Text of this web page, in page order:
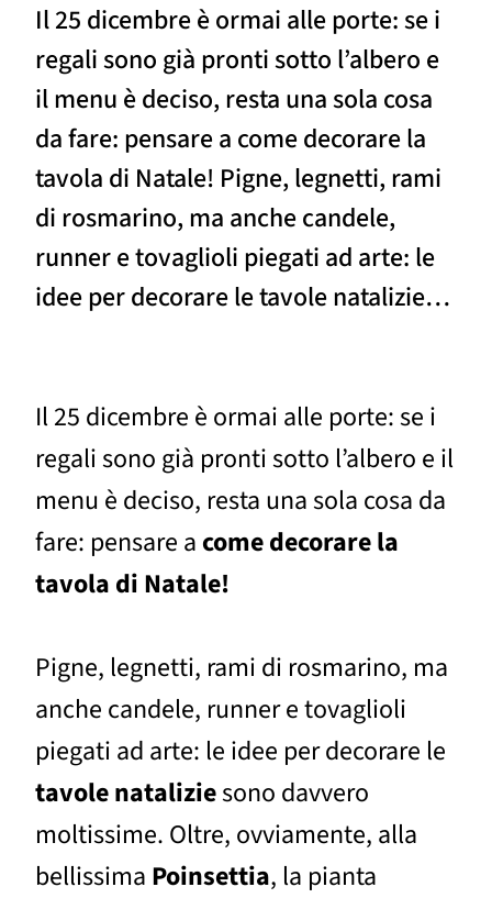
Il 25 dicembre è ormai alle porte: se i
regali sono già pronti sotto l’albero e
il menu è deciso, resta una sola cosa
da fare: pensare a come decorare la
tavola di Natale! Pigne, legnetti, rami
di rosmarino, ma anche candele,
runner e tovaglioli piegati ad arte: le
idee per decorare le tavole natalizie…
Il 25 dicembre è ormai alle porte: se i
regali sono già pronti sotto l’albero e il
menu è deciso, resta una sola cosa da
fare: pensare a come decorare la
tavola di Natale!
Pigne, legnetti, rami di rosmarino, ma
anche candele, runner e tovaglioli
piegati ad arte: le idee per decorare le
tavole nataliziesono davvero
moltissime. Oltre, ovviamente, alla
bellissima Poinsettia, la pianta